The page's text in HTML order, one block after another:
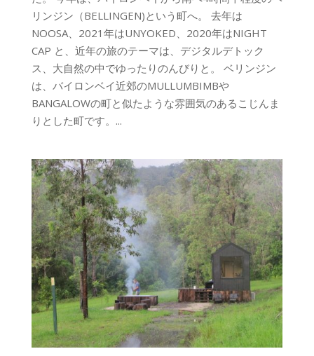
リンジン（BELLINGEN)という町へ。 去年は
NOOSA、2021年はUNYOKED、2020年はNIGHT
CAP と、近年の旅のテーマは、デジタルデトック
ス、大自然の中でゆったりのんびりと。 ベリンジン
は、バイロンベイ近郊のMULLUMBIMBや
BANGALOWの町と似たような雰囲気のあるこじんま
りとした町です。...